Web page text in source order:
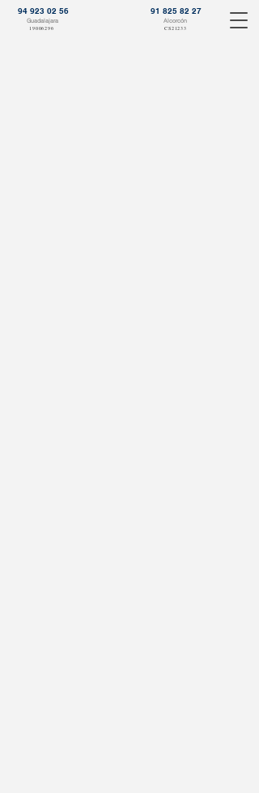
94 923 02 56
Guadalajara
19006296
91 825 82 27
Alcorcón
CS21233